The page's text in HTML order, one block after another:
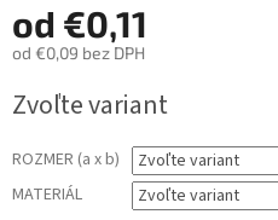
od €0,11
od €0,09 bez DPH
cena:
Zvoľte variant
ROZMER (a x b)
MATERIÁL